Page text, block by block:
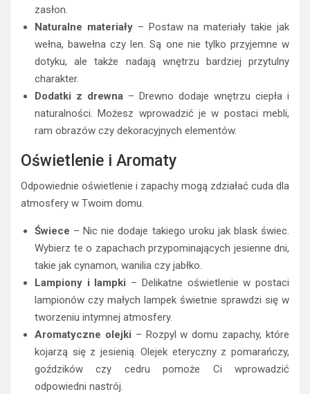
zasłon.
Naturalne materiały– Postaw na materiały takie jak
wełna, bawełna czy len. Są one nie tylko przyjemne w
dotyku, ale także nadają wnętrzu bardziej przytulny
charakter.
Dodatki z drewna – Drewno dodaje wnętrzu ciepła i
naturalności. Możesz wprowadzić je w postaci mebli,
ram obrazów czy dekoracyjnych elementów.
Oświetlenie i Aromaty
Odpowiednie oświetlenie i zapachy mogą zdziałać cuda dla
atmosfery w Twoim domu.
Świece – Nic nie dodaje takiego uroku jak blask świec.
Wybierz te o zapachach przypominających jesienne dni,
takie jak cynamon, wanilia czy jabłko.
Lampiony i lampki – Delikatne oświetlenie w postaci
lampionów czy małych lampek świetnie sprawdzi się w
tworzeniu intymnej atmosfery.
Aromatyczne olejki – Rozpyl w domu zapachy, które
kojarzą się z jesienią. Olejek eteryczny z pomarańczy,
goździków czy cedru pomoże Ci wprowadzić
odpowiedni nastrój.